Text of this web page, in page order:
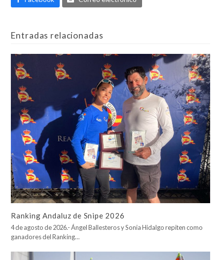
Entradas relacionadas
Ranking Andaluz de Snipe 2026
4 de agosto de 2026.- Ángel Ballesteros y Sonia Hidalgo repiten como
ganadores del Ranking…